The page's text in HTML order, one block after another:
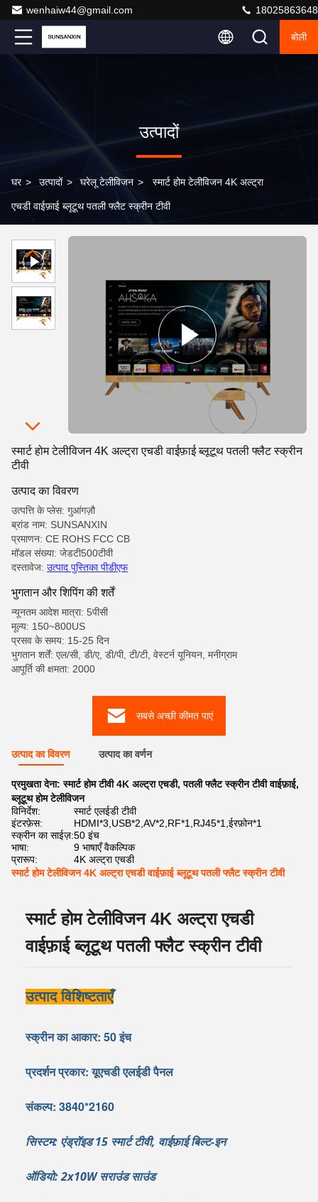
wenhaiw44@gmail.com 18025863648
बोली
उत्पादों
घर > उत्पादों > घरेलू टेलीविजन > स्मार्ट होम टेलीविजन 4K अल्ट्रा
एचडी वाईफ़ाई ब्लूटूथ पतली फ्लैट स्क्रीन टीवी
स्मार्ट होम टेलीविजन 4K अल्ट्रा एचडी वाईफ़ाई ब्लूटूथ पतली फ्लैट स्क्रीन
टीवी
उत्पाद का विवरण
उत्पत्ति के प्लेस: गुआंगज़ौ
ब्रांड नाम: SUNSANXIN
प्रमाणन: CE ROHS FCC CB
मॉडल संख्या: जेडटी500टीवी
दस्तावेज: उत्पाद पुस्तिका पीडीएफ
भुगतान और शिपिंग की शर्तें
न्यूनतम आदेश मात्रा: 5पीसी
मूल्य: 150~800US
प्रसव के समय: 15-25 दिन
भुगतान शर्तें: एल/सी, डी/ए, डी/पी, टी/टी, वेस्टर्न यूनियन, मनीग्राम
आपूर्ति की क्षमता: 2000
सबसे अच्छी कीमत पाएं
उत्पाद का विवरण उत्पाद का वर्णन
प्रमुखता देना:स्मार्ट होम टीवी 4K अल्ट्रा एचडी,पतली फ्लैट स्क्रीन टीवी वाईफ़ाई,
ब्लूटूथ होम टेलीविजन
विनिर्देश:
स्मार्ट एलईडी टीवी
इंटरफ़ेस:
HDMI*3,USB*2,AV*2,RF*1,RJ45*1,ईरफ़ोन*1
स्क्रीन का साईज़:50 इंच
भाषा:
9 भाषाएँ वैकल्पिक
प्रारूप:
4K अल्ट्रा एचडी
स्मार्ट होम टेलीविजन 4K अल्ट्रा एचडी वाईफ़ाई ब्लूटूथ पतली फ्लैट स्क्रीन टीवी
स्मार्ट होम टेलीविजन 4K अल्ट्रा एचडी
वाईफ़ाई ब्लूटूथ पतली फ्लैट स्क्रीन टीवी
उत्पाद विशिष्टताएँ
स्क्रीन का आकार: 50 इंच
प्रदर्शन प्रकार: यूएचडी एलईडी पैनल
संकल्प: 3840*2160
सिस्टम: एंड्रॉइड 15 स्मार्ट टीवी, वाईफ़ाई बिल्ट-इन
ऑडियो: 2x10W सराउंड साउंड